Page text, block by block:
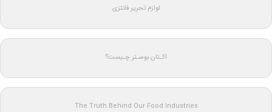
لوازم تحریر فانتزی
اکـتان بوسـتر چـیست؟
The Truth Behind Our Food Industries